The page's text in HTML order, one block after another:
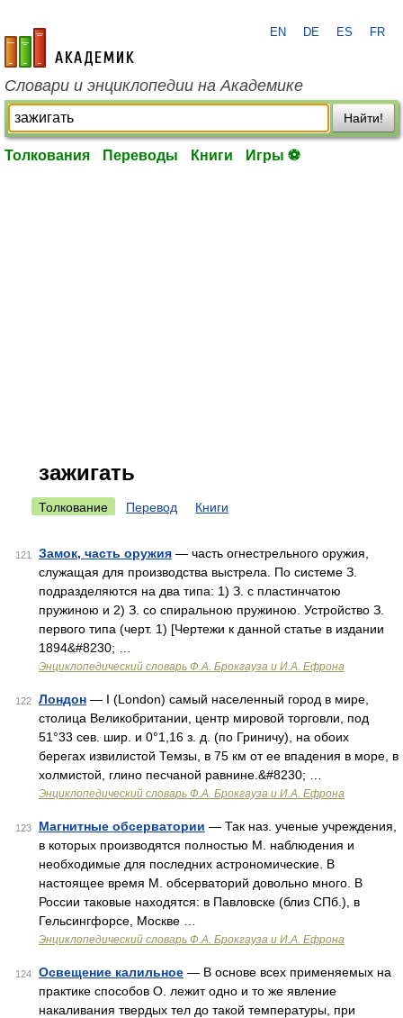
academic.ru
EN DE ES FR
Словари и энциклопедии на Академике
Найти!
Толкования Переводы Книги Игры ⚽
зажигать
Толкование Перевод Книги
121 Замок, часть оружия — часть огнестрельного оружия,
служащая для производства выстрела. По системе З.
подразделяются на два типа: 1) З. с пластинчатою
пружиною и 2) З. со спиральною пружиною. Устройство З.
первого типа (черт. 1) [Чертежи к данной статье в издании
1894&#8230; …
Энциклопедический словарь Ф.А. Брокгауза и И.А. Ефрона
122 Лондон — I (London) самый населенный город в мире,
столица Великобритании, центр мировой торговли, под
51°33 сев. шир. и 0°1,16 з. д. (по Гриничу), на обоих
берегах извилистой Темзы, в 75 км от ее впадения в море, в
холмистой, глино песчаной равнине.&#8230; …
Энциклопедический словарь Ф.А. Брокгауза и И.А. Ефрона
123 Магнитные обсерватории — Так наз. ученые учреждения,
в которых производятся полностью М. наблюдения и
необходимые для последних астрономические. В
настоящее время М. обсерваторий довольно много. В
России таковые находятся: в Павловске (близ СПб.), в
Гельсингфорсе, Москве …
Энциклопедический словарь Ф.А. Брокгауза и И.А. Ефрона
124 Освещение калильное — В основе всех применяемых на
практике способов О. лежит одно и то же явление
накаливания твердых тел до такой температуры, при